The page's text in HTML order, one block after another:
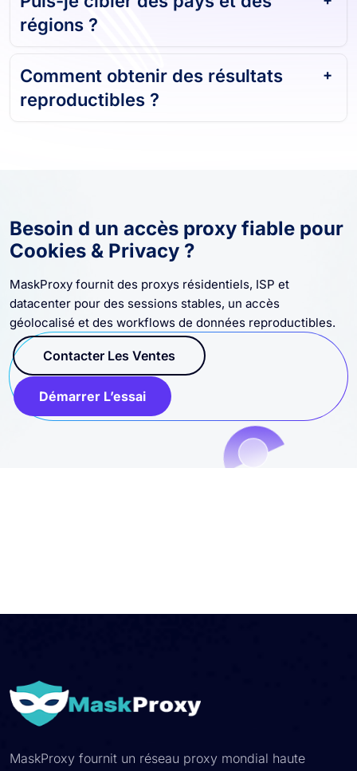
régions ?
Comment obtenir des résultats
reproductibles ?
Besoin d un accès proxy fiable pour
Cookies & Privacy ?
MaskProxy fournit des proxys résidentiels, ISP et
datacenter pour des sessions stables, un accès
géolocalisé et des workflows de données reproductibles.
Contacter Les Ventes
Démarrer L’essai
MaskProxy fournit un réseau proxy mondial haute